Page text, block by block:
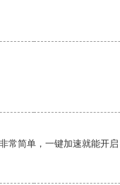
常简单，一键加速就能开启